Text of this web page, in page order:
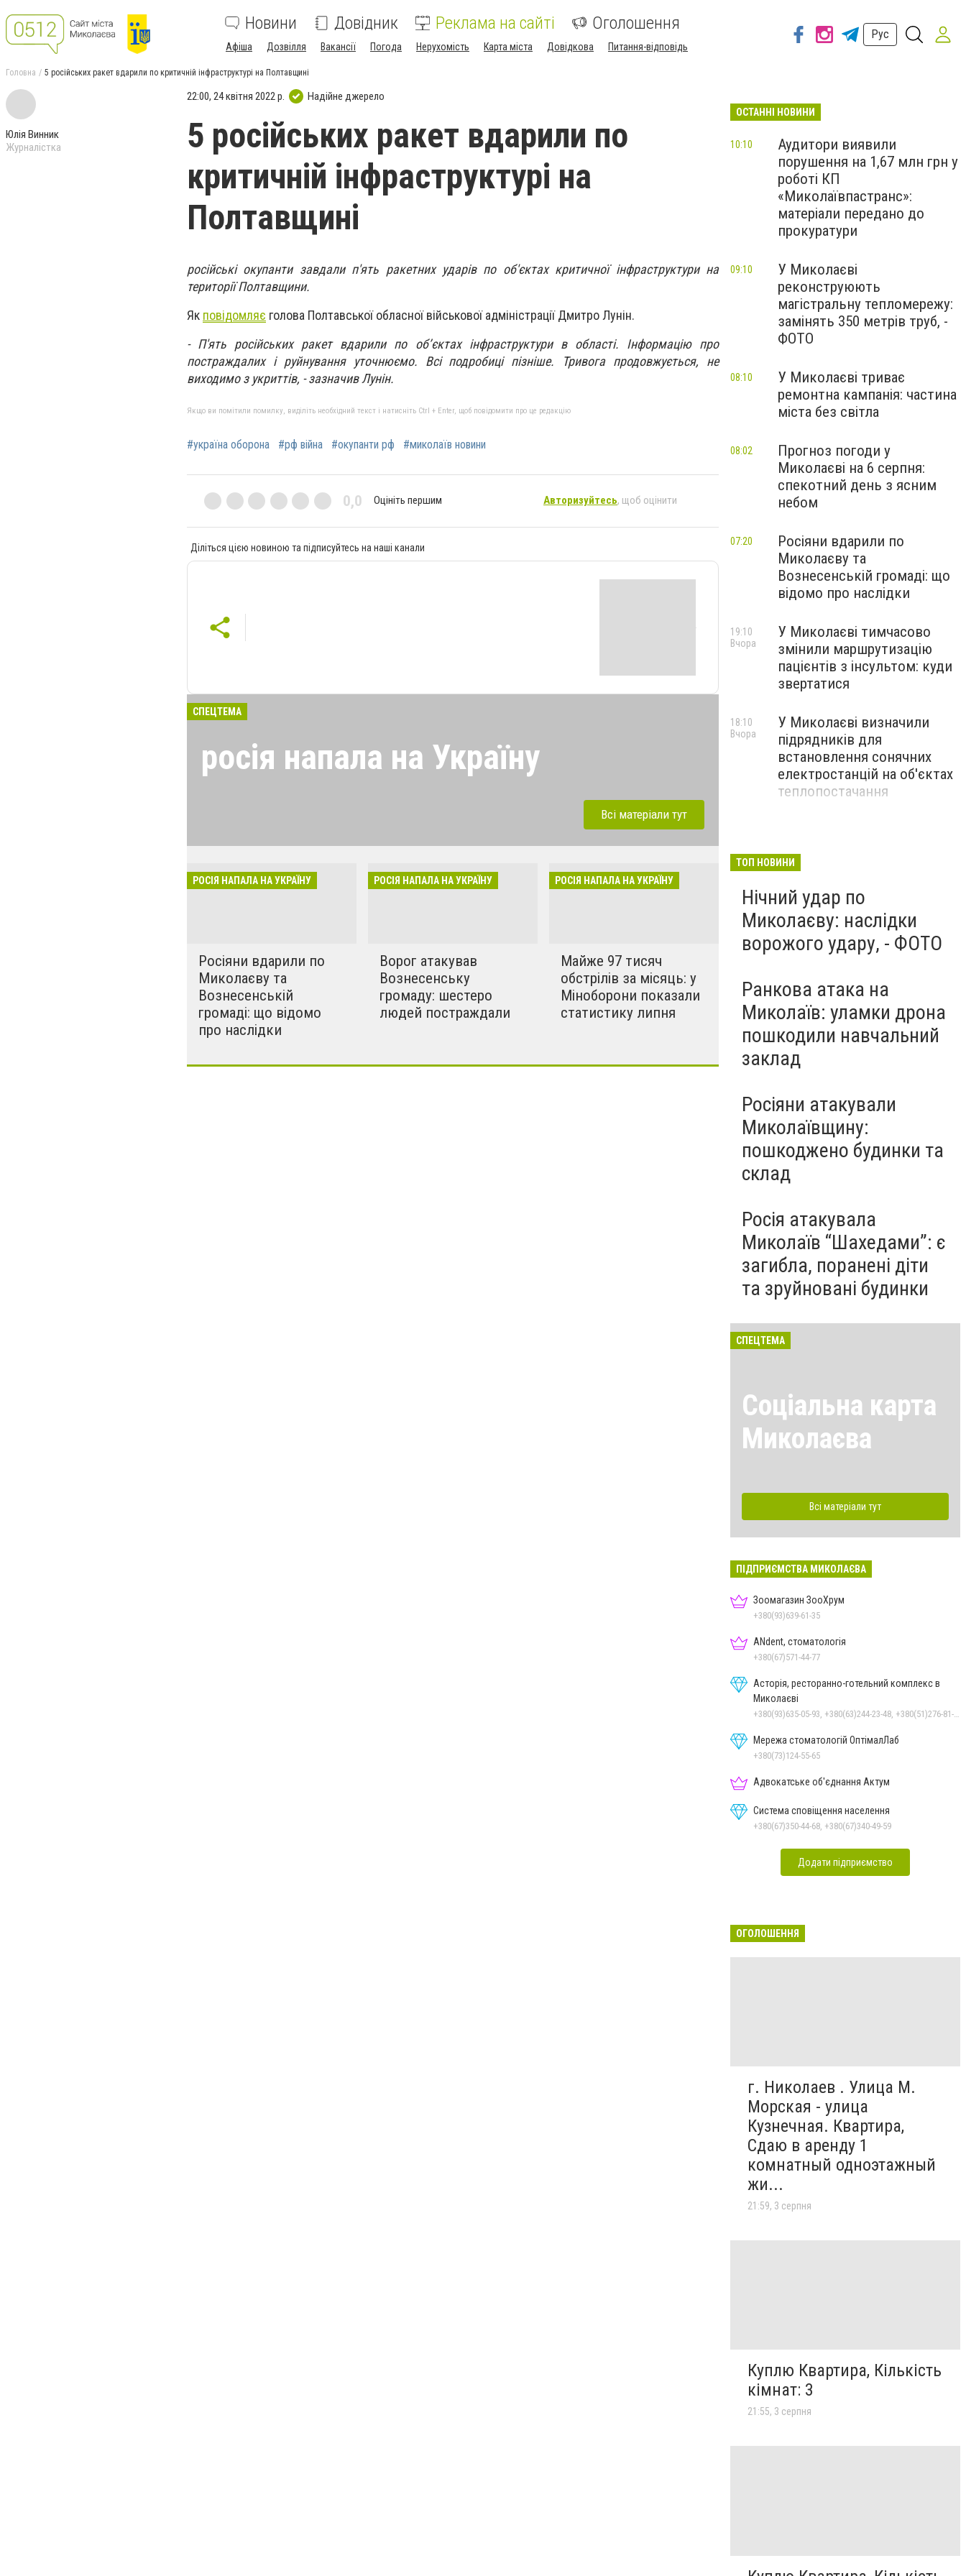
Новини Довідник Реклама на сайті Оголошення
Афіша Дозвілля Вакансії Погода Нерухомість Карта міста Довідкова Питання-відповідь
Рус
Головна 5 російських ракет вдарили по критичній інфраструктурі на Полтавщині
Юлія Винник
Журналістка
22:00, 24 квітня 2022 р. Надійне джерело
5 російських ракет вдарили по
критичній інфраструктурі на
Полтавщині
російські окупанти завдали п'ять ракетних ударів по об'єктах критичної інфраструктури на
території Полтавщини.
Як повідомляє голова Полтавської обласної військової адміністрації Дмитро Лунін.
- П'ять російських ракет вдарили по обʼєктах інфраструктури в області. Інформацію про
постраждалих і руйнування уточнюємо. Всі подробиці пізніше. Тривога продовжується, не
виходимо з укриттів, - зазначив Лунін.
Якщо ви помітили помилку, виділіть необхідний текст і натисніть Ctrl + Enter, щоб повідомити про це редакцію
#україна оборона #рф війна #окупанти рф #миколаїв новини
0,0 Оцініть першим Авторизуйтесь, щоб оцінити
Діліться цією новиною та підписуйтесь на наші канали
СПЕЦТЕМА
росія напала на Україну
розкрадати будинки в селах. Ми боремось
за нашу свободу!!
Всі матеріали тут
РОСІЯ НАПАЛА НА УКРАЇНУ
Росіяни вдарили по
Миколаєву та
Вознесенській
громаді: що відомо
про наслідки
РОСІЯ НАПАЛА НА УКРАЇНУ
Ворог атакував
Вознесенську
громаду: шестеро
людей постраждали
РОСІЯ НАПАЛА НА УКРАЇНУ
Майже 97 тисяч
обстрілів за місяць: у
Міноборони показали
статистику липня
ОСТАННІ НОВИНИ
Аудитори виявили
порушення на 1,67 млн грн у
роботі КП
«Миколаївпастранс»:
матеріали передано до
прокуратури
10:10
У Миколаєві
реконструюють
магістральну тепломережу:
замінять 350 метрів труб, -
ФОТО
09:10
У Миколаєві триває
ремонтна кампанія: частина
міста без світла
08:10
Прогноз погоди у
Миколаєві на 6 серпня:
спекотний день з ясним
небом
08:02
Росіяни вдарили по
Миколаєву та
Вознесенській громаді: що
відомо про наслідки
07:20
У Миколаєві тимчасово
змінили маршрутизацію
пацієнтів з інсультом: куди
звертатися
19:10
Вчора
У Миколаєві визначили
підрядників для
встановлення сонячних
електростанцій на об'єктах
теплопостачання
18:10
Вчора
серпень
ТОП НОВИНИ
Нічний удар по
Миколаєву: наслідки
ворожого удару, - ФОТО
Ранкова атака на
Миколаїв: уламки дрона
пошкодили навчальний
заклад
Росіяни атакували
Миколаївщину:
пошкоджено будинки та
склад
Росія атакувала
Миколаїв “Шахедами”: є
загибла, поранені діти
та зруйновані будинки
СПЕЦТЕМА
Соціальна карта
Миколаєва
Всі матеріали тут
ПІДПРИЄМСТВА МИКОЛАЄВА
Зоомагазин ЗооХрум
+380(93)639-61-35
ANdent, стоматологія
+380(67)571-44-77
Асторія, ресторанно-готельний комплекс в
Миколаєві
Мережа стоматологій ОптімалЛаб
+380(73)124-55-65
Адвокатське об'єднання Актум
Система сповіщення населення
+380(67)350-44-68, +380(67)340-49-59
Додати підприємство
ОГОЛОШЕННЯ
г. Николаев . Улица М.
Морская - улица
Кузнечная. Квартира,
Сдаю в аренду 1
комнатный одноэтажный
жи...
21:59, 3 серпня
Куплю Квартира, Кількість
кімнат: 3
21:55, 3 серпня